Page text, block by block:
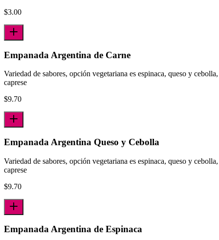
$3.00
Empanada Argentina de Carne
Variedad de sabores, opción vegetariana es espinaca, queso y cebolla,
caprese
$9.70
Empanada Argentina Queso y Cebolla
Variedad de sabores, opción vegetariana es espinaca, queso y cebolla,
caprese
$9.70
Empanada Argentina de Espinaca